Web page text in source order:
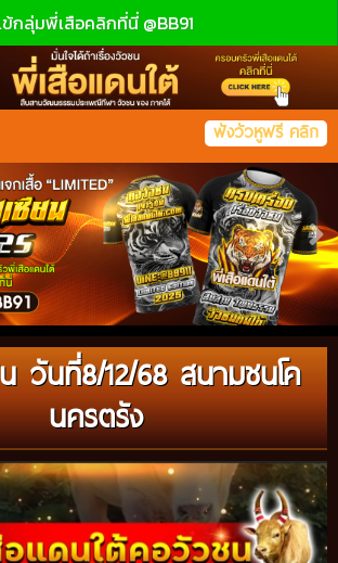
ข้กลุ่มพี่เสือคลิกที่นี่ @BB91
ฟังวัวหูฟรี คลิก
วันที่8/12/68 สนามชนโค
นครตรัง